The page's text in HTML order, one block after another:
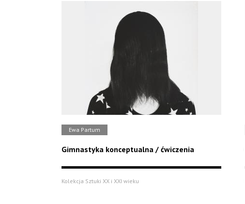
Ewa Partum
Gimnastyka konceptualna / ćwiczenia
Kolekcja Sztuki XX i XXI wieku